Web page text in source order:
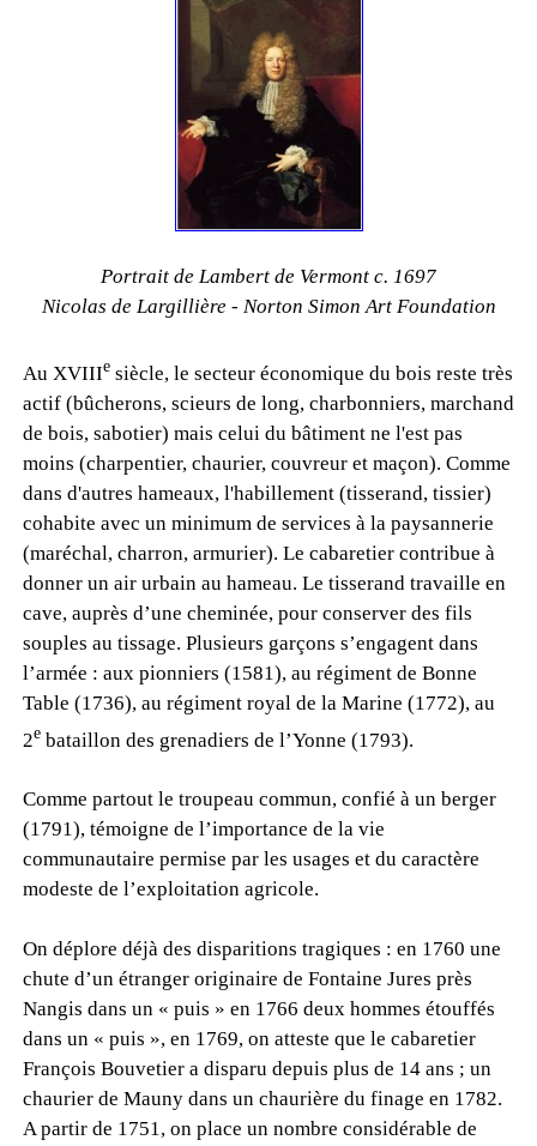
Portrait de Lambert de Vermont c. 1697
Nicolas de Largillière - Norton Simon Art Foundation
Au XVIIIesiècle, le secteur économique du bois reste très
actif (bûcherons, scieurs de long, charbonniers, marchand
de bois, sabotier) mais celui du bâtiment ne l'est pas
moins (charpentier, chaurier, couvreur et maçon). Comme
dans d'autres hameaux, l'habillement (tisserand, tissier)
cohabite avec un minimum de services à la paysannerie
(maréchal, charron, armurier). Le cabaretier contribue à
donner un air urbain au hameau. Le tisserand travaille en
cave, auprès d’une cheminée, pour conserver des fils
souples au tissage. Plusieurs garçons s’engagent dans
l’armée : aux pionniers (1581), au régiment de Bonne
Table (1736), au régiment royal de la Marine (1772), au
2ebataillon des grenadiers de l’Yonne (1793).
Comme partout le troupeau commun, confié à un berger
(1791), témoigne de l’importance de la vie
communautaire permise par les usages et du caractère
modeste de l’exploitation agricole.
On déplore déjà des disparitions tragiques : en 1760 une
chute d’un étranger originaire de Fontaine Jures près
Nangis dans un « puis » en 1766 deux hommes étouffés
dans un « puis », en 1769, on atteste que le cabaretier
François Bouvetier a disparu depuis plus de 14 ans ; un
chaurier de Mauny dans un chaurière du finage en 1782.
A partir de 1751, on place un nombre considérable de